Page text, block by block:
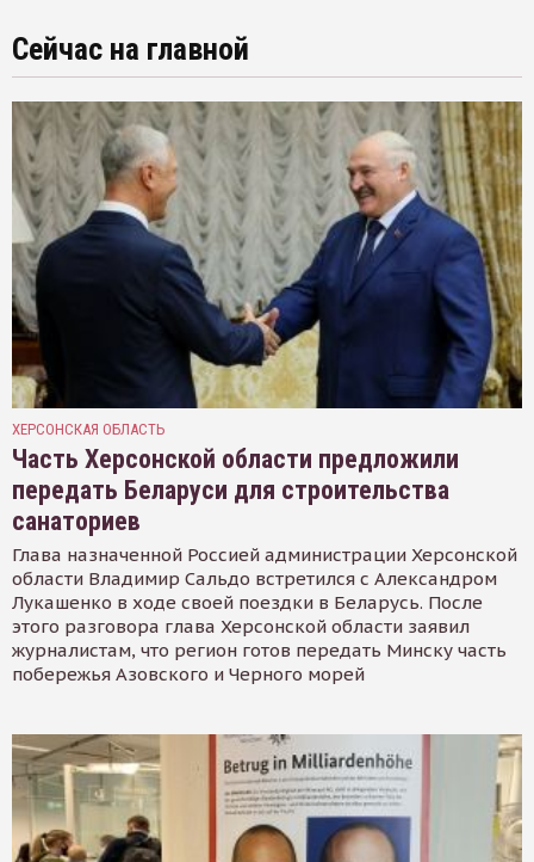
Сейчас на главной
ХЕРСОНСКАЯ ОБЛАСТЬ
Часть Херсонской области предложили
передать Беларуси для строительства
санаториев
Глава назначенной Россией администрации Херсонской
области Владимир Сальдо встретился с Александром
Лукашенко в ходе своей поездки в Беларусь. После
этого разговора глава Херсонской области заявил
журналистам, что регион готов передать Минску часть
побережья Азовского и Черного морей